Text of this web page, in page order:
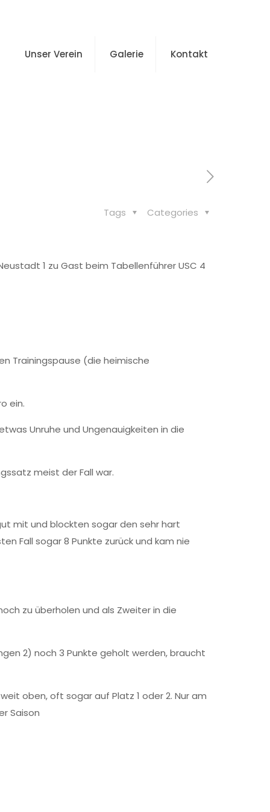
Unser Verein Galerie Kontakt
Categories
Tags
1 zu Gast beim Tabellenführer USC 4
Trainingspause (die heimische
ein.
Unruhe und Ungenauigkeiten in die
meist der Fall war.
mit und blockten sogar den sehr hart
Fall sogar 8 Punkte zurück und kam nie
zu überholen und als Zweiter in die
2) noch 3 Punkte geholt werden, braucht
oben, oft sogar auf Platz 1 oder 2. Nur am
Saison